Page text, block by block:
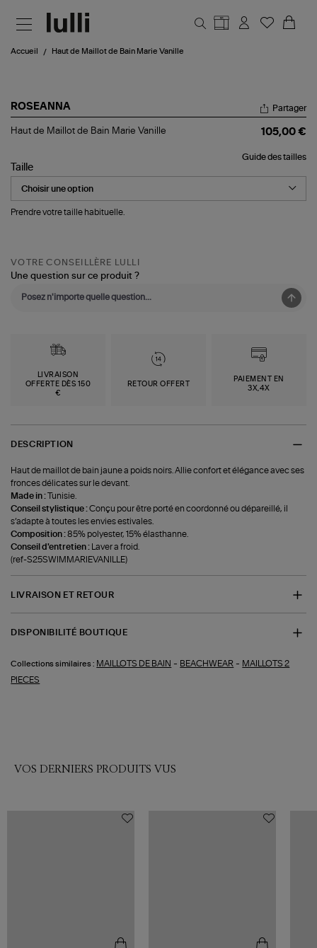
Accueil Haut de Maillot de Bain Marie Vanille
ROSEANNA
Haut
de
Bain
Marie
Partager
Haut de Maillot de Bain Marie Vanille 105,00 €
Guide des tailles
Taille
Prendre votre taille habituelle.
VOTRE CONSEILLÈRE LULLI
Une question sur ce produit ?
LIVRAISON
OFFERTE DÈS 150
€
RETOUR OFFERT
PAIEMENT EN
3X,4X
DESCRIPTION
Haut de maillot de bain jaune a poids noirs. Allie confort et élégance avec ses
fronces délicates sur le devant.
Made in :Tunisie.
Conseil stylistique :Conçu pour être porté en coordonné ou dépareillé, il
s’adapte à toutes les envies estivales.
Composition :85% polyester, 15% élasthanne.
Conseil d'entretien :
Laver a froid.
(ref-S25SWIMMARIEVANILLE)
LIVRAISON ET RETOUR
DISPONIBILITÉ BOUTIQUE
Collections similaires : MAILLOTS DE BAIN - BEACHWEAR - MAILLOTS 2
PIECES
VOS DERNIERS PRODUITS VUS